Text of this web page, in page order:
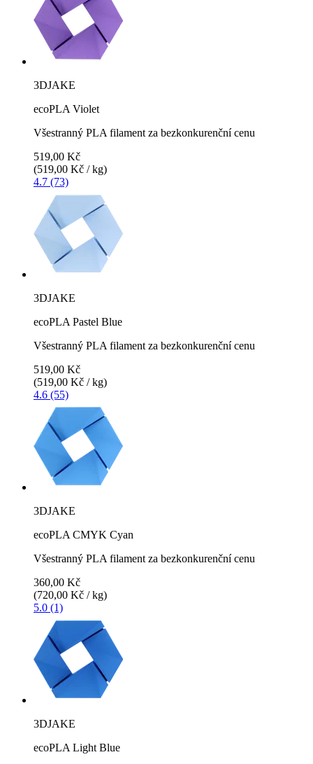
3DJAKE
ecoPLA Violet
Všestranný PLA filament za bezkonkurenční cenu
519,00 Kč
(519,00 Kč / kg)
4.7 (73)
3DJAKE
ecoPLA Pastel Blue
Všestranný PLA filament za bezkonkurenční cenu
519,00 Kč
(519,00 Kč / kg)
4.6 (55)
3DJAKE
ecoPLA CMYK Cyan
Všestranný PLA filament za bezkonkurenční cenu
360,00 Kč
(720,00 Kč / kg)
5.0 (1)
3DJAKE
ecoPLA Light Blue